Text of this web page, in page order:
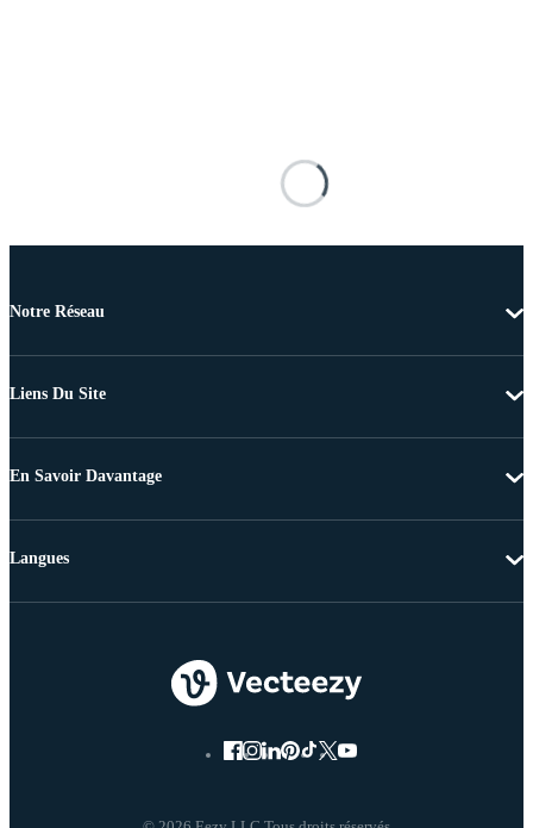
Notre Réseau
Liens Du Site
En Savoir Davantage
Langues